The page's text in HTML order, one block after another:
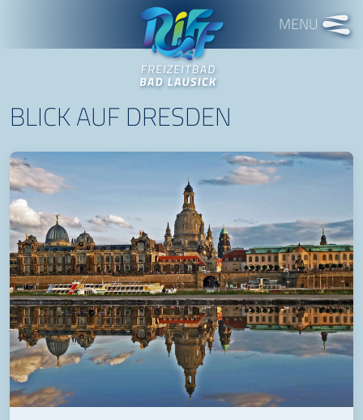
Freizeitbad RIFF
BLICK AUF DRESDEN